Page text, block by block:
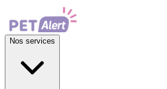
Nos services